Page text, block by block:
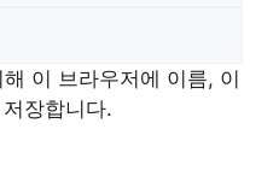
이 브라우저에 이름, 이
장합니다.